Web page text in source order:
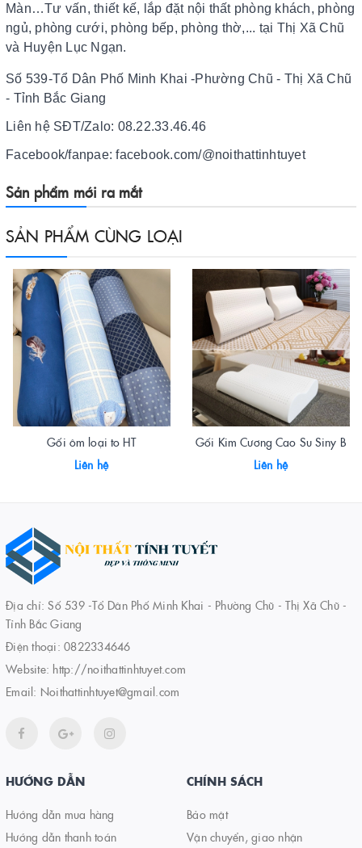
Màn…Tư vấn, thiết kế, lắp đặt nội thất phòng khách, phòng
ngủ, phòng cưới, phòng bếp, phòng thờ,... tại Thị Xã Chũ
và Huyện Lục Ngạn.
Số 539-Tổ Dân Phố Minh Khai -Phường Chũ - Thị Xã Chũ
- Tỉnh Bắc Giang
Liên hệ SĐT/Zalo: 08.22.33.46.46
Facebook/fanpae: facebook.com/@noithattinhtuyet
Sản phẩm mới ra mắt
SẢN PHẨM CÙNG LOẠI
Gối ôm loại to HT
Liên hệ
Gối Kim Cương Cao Su Siny B
Liên hệ
Địa chỉ: Số 539 -Tổ Dân Phố Minh Khai - Phường Chũ - Thị Xã Chũ -
Tỉnh Bắc Giang
Điện thoại: 0822334646
Website: http://noithattinhtuyet.com
Email: Noithattinhtuyet@gmail.com
HƯỚNG DẪN
Hướng dẫn mua hàng
Hướng dẫn thanh toán
CHÍNH SÁCH
Bảo mật
Vận chuyển, giao nhận